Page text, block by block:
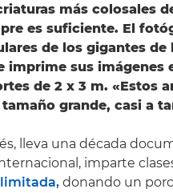
más colosales
es suficiente. El
de los gigantes
imprime sus imágenes
de 2 x 3 m. «Estos
grande, casi a
lleva una década
imparte
donando un